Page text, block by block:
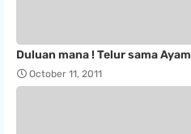
Duluan mana ! Telur sama Ayam
October 11, 2011